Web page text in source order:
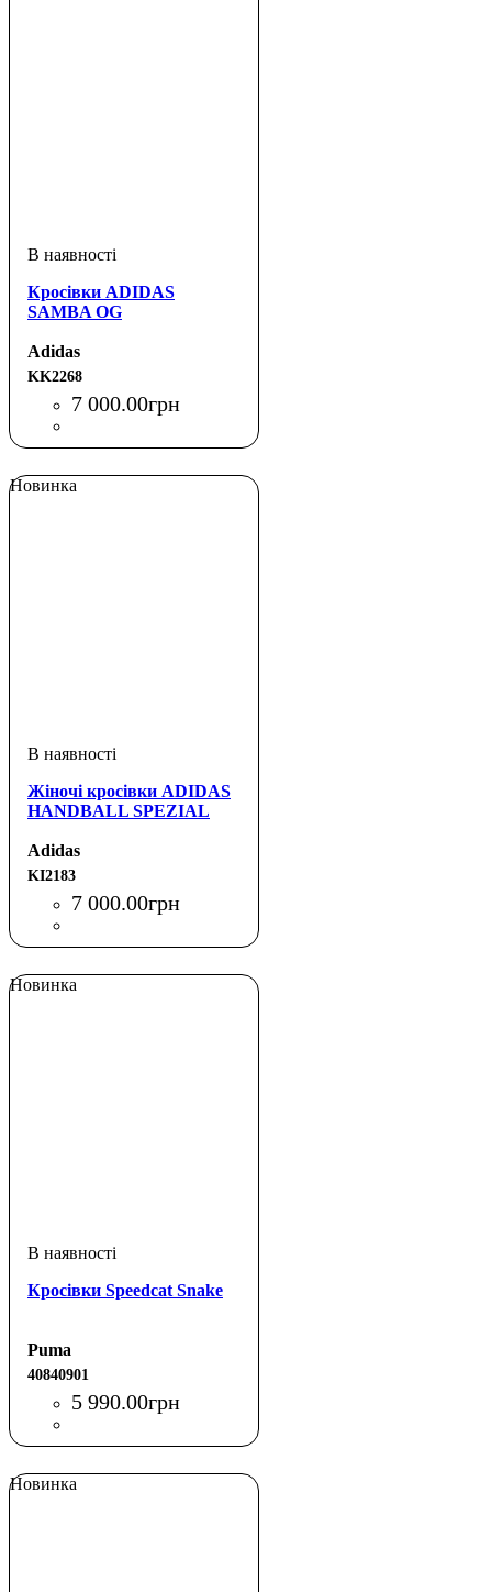
Кросівки ADIDAS
SAMBA OG
Adidas
KK2268
7 000.00грн
Новинка
Жіночі кросівки ADIDAS
HANDBALL SPEZIAL
Adidas
KI2183
7 000.00грн
Новинка
Кросівки Speedcat Snake
Puma
40840901
5 990.00грн
Новинка